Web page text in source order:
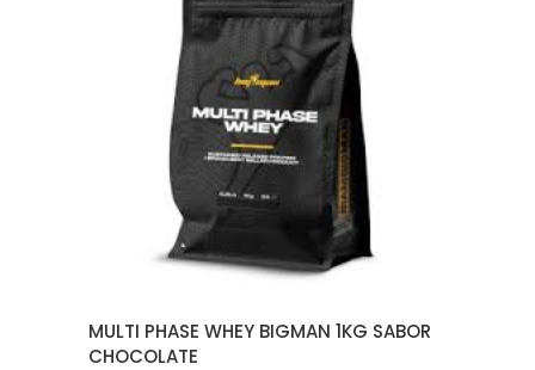
AÑADIR AL CARRITO
MULTI PHASE WHEY BIGMAN 1KG SABOR
CHOCOLATE